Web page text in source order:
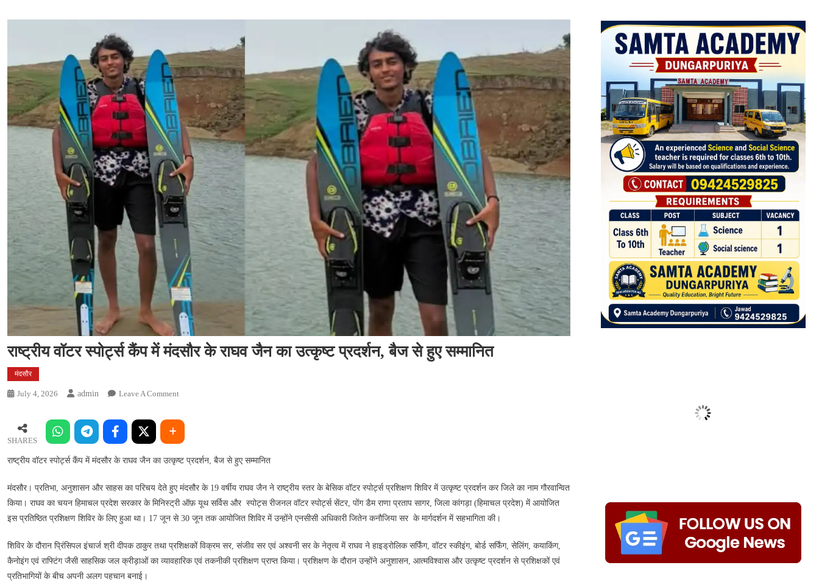
राष्ट्रीय वॉटर स्पोर्ट्स कैंप में मंदसौर के राघव जैन का उत्कृष्ट प्रदर्शन, बैज से हुए सम्मानित
मंदसौर
July 4, 2026 Admin Leave A CommentOn
वॉटर
में
के
राघव
जैन
उत्कृष्ट
प्रदर्शन,
SHARES
राष्ट्रीय वॉटर स्पोर्ट्स कैंप में मंदसौर के राघव जैन का उत्कृष्ट प्रदर्शन, बैज से हुए सम्मानित
मंदसौर। प्रतिभा, अनुशासन और साहस का परिचय देते हुए मंदसौर के 19 वर्षीय राघव जैन ने राष्ट्रीय स्तर के बेसिक वॉटर स्पोर्ट्स प्रशिक्षण शिविर में उत्कृष्ट प्रदर्शन कर जिले का नाम गौरवान्वित
किया। राघव का चयन हिमाचल प्रदेश सरकार के मिनिस्ट्री ऑफ़ यूथ सर्विस और स्पोट्स रीजनल वॉटर स्पोर्ट्स सेंटर, पोंग डैम राणा प्रताप सागर, जिला कांगड़ा (हिमाचल प्रदेश) में आयोजित
इस प्रतिष्ठित प्रशिक्षण शिविर के लिए हुआ था। 17 जून से 30 जून तक आयोजित शिविर में उन्होंने एनसीसी अधिकारी जितेन कनौजिया सर के मार्गदर्शन में सहभागिता की।
शिविर के दौरान प्रिंसिपल इंचार्ज श्री दीपक ठाकुर तथा प्रशिक्षकों विक्रम सर, संजीव सर एवं अश्वनी सर के नेतृत्व में राघव ने हाइड्रोलिक सर्फिंग, वॉटर स्कीइंग, बोर्ड सर्फिंग, सेलिंग, कयाकिंग,
कैनोइंग एवं राफ्टिंग जैसी साहसिक जल क्रीड़ाओं का व्यावहारिक एवं तकनीकी प्रशिक्षण प्राप्त किया। प्रशिक्षण के दौरान उन्होंने अनुशासन, आत्मविश्वास और उत्कृष्ट प्रदर्शन से प्रशिक्षकों एवं
प्रतिभागियों के बीच अपनी अलग पहचान बनाई।